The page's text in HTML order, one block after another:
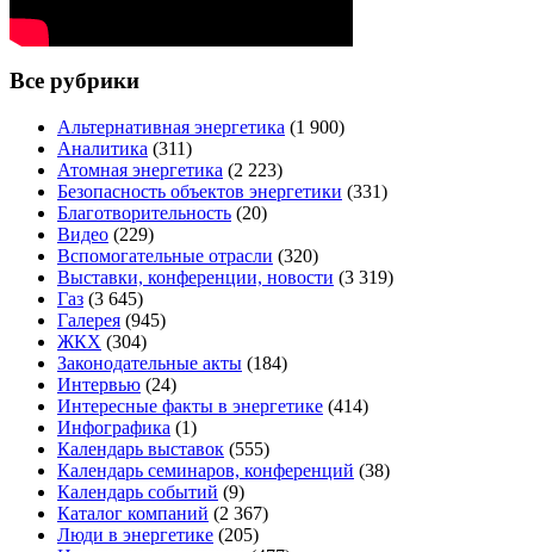
Все рубрики
Альтернативная энергетика (1 900)
Аналитика (311)
Атомная энергетика (2 223)
Безопасность объектов энергетики (331)
Благотворительность (20)
Видео (229)
Вспомогательные отрасли (320)
Выставки, конференции, новости (3 319)
Газ (3 645)
Галерея (945)
ЖКХ (304)
Законодательные акты (184)
Интервью (24)
Интересные факты в энергетике (414)
Инфографика (1)
Календарь выставок (555)
Календарь семинаров, конференций (38)
Календарь событий (9)
Каталог компаний (2 367)
Люди в энергетике (205)